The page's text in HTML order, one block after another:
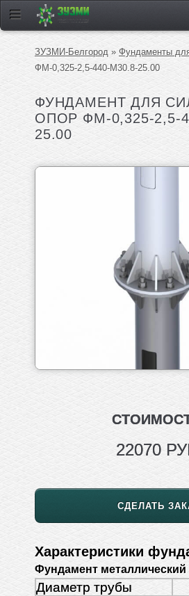
ЗУЗМИ-Белгород » Фундаменты
ФМ-0,325-2,5-440-М30.8-25.00
ФУНДАМЕНТ ДЛЯ
ОПОР ФМ-0,325-2,5-
25.00
22070
СДЕЛАТЬ
Характеристики
Фундамент металлический
Диаметр трубы